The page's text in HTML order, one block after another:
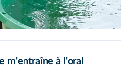
Jaehne/Shutterstock
m'entraîne à l'oral